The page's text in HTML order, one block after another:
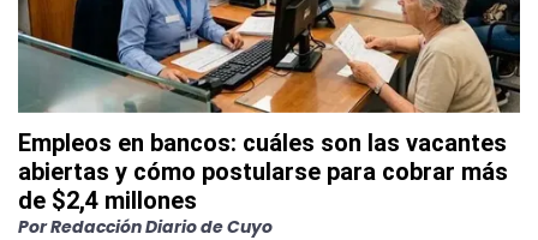
Empleos en bancos: cuáles son las vacantes
abiertas y cómo postularse para cobrar más
de $2,4 millones
PorRedacción Diario de Cuyo